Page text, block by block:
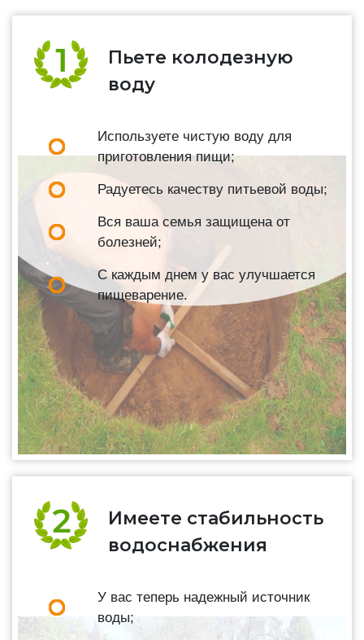
Пьете колодезную
воду
Используете чистую воду для
приготовления пищи;
Радуетесь качеству питьевой воды;
Вся ваша семья защищена от
болезней;
С каждым днем у вас улучшается
пищеварение.
Имеете стабильность
водоснабжения
У вас теперь надежный источник
воды;